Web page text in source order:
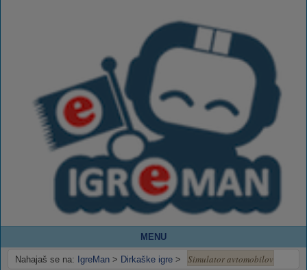
MENU
Nahajaš se na: IgreMan > Dirkaške igre > Simulator avtomobilov